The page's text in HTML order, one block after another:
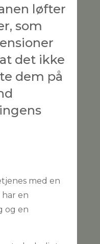
løfter
som
det ikke
dem på
med en
en
og en